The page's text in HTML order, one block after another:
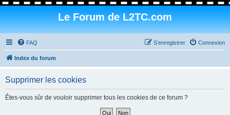
Le Forum de L2TC.com
FAQ Connexion
S’enregistrer
Index du forum
Supprimer les cookies
Êtes-vous sûr de vouloir supprimer tous les cookies de ce forum ?